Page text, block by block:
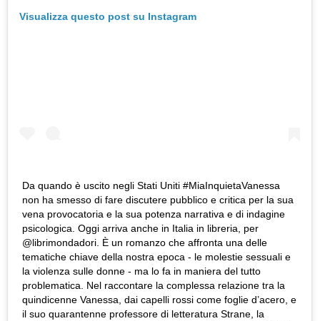
Visualizza questo post su Instagram
Da quando è uscito negli Stati Uniti #MiaInquietaVanessa
non ha smesso di fare discutere pubblico e critica per la sua
vena provocatoria e la sua potenza narrativa e di indagine
psicologica. Oggi arriva anche in Italia in libreria, per
@librimondadori. È un romanzo che affronta una delle
tematiche chiave della nostra epoca - le molestie sessuali e
la violenza sulle donne - ma lo fa in maniera del tutto
problematica. Nel raccontare la complessa relazione tra la
quindicenne Vanessa, dai capelli rossi come foglie d’acero, e
il suo quarantenne professore di letteratura Strane, la